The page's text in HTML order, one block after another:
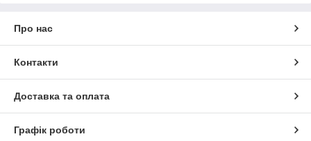
Про нас
Контакти
Доставка та оплата
Графік роботи